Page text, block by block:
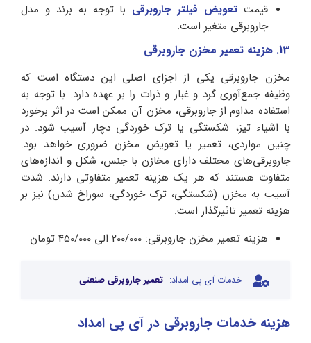
قیمت تعویض فیلتر جاروبرقی با توجه به برند و مدل
جاروبرقی متغیر است.
13. هزینه تعمیر مخزن جاروبرقی
مخزن جاروبرقی یکی از اجزای اصلی این دستگاه است که
وظیفه جمع‌آوری گرد و غبار و ذرات را بر عهده دارد. با توجه به
استفاده مداوم از جاروبرقی، مخزن آن ممکن است در اثر برخورد
با اشیاء تیز، شکستگی یا ترک خوردگی دچار آسیب شود. در
چنین مواردی، تعمیر یا تعویض مخزن ضروری خواهد بود.
جاروبرقی‌های مختلف دارای مخازن با جنس، شکل و اندازه‌های
متفاوت هستند که هر یک هزینه تعمیر متفاوتی دارند. شدت
آسیب به مخزن (شکستگی، ترک خوردگی، سوراخ شدن) نیز بر
هزینه تعمیر تاثیرگذار است.
هزینه تعمیر مخزن جاروبرقی: 200/000 الی 450/000 تومان
خدمات آی پی امداد: تعمیر جاروبرقی صنعتی
هزینه خدمات جاروبرقی در آی پی امداد